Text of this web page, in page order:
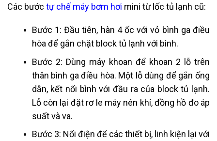
Các bước tự chế máy bơm hơi mini từ lốc tủ lạnh cũ:
Bước 1: Đầu tiên, hàn 4 ốc với vỏ bình ga điều
hòa để gắn chặt block tủ lạnh với bình.
Bước 2: Dùng máy khoan để khoan 2 lỗ trên
thân bình ga điều hòa. Một lỗ dùng để gắn ống
dẫn, kết nối bình với đầu ra của block tủ lạnh.
Lỗ còn lại đặt rơ le máy nén khí, đồng hồ đo áp
suất và va.
Bước 3: Nối điện để các thiết bị, linh kiện lại với